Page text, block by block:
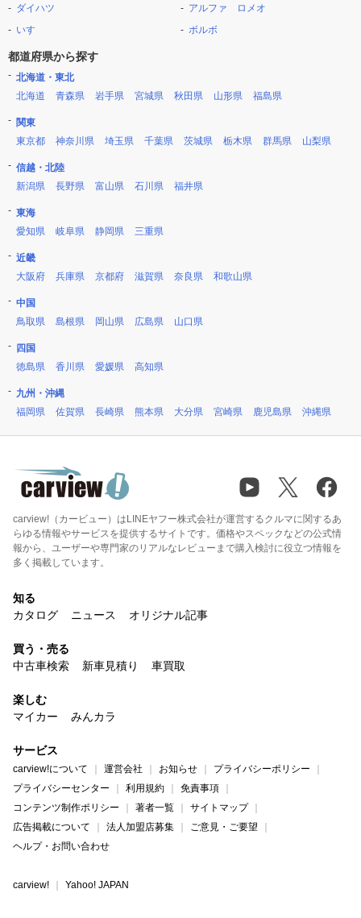
ダイハツ
いすゞ
アルファ ロメオ
ボルボ
都道府県から探す
北海道・東北
北海道
青森県 岩手県 宮城県 秋田県 山形県 福島県
関東
東京都
神奈川県 埼玉県 千葉県 茨城県 栃木県 群馬県 山梨県
信越・北陸
新潟県
長野県 富山県 石川県 福井県
東海
愛知県
岐阜県 静岡県 三重県
近畿
大阪府
兵庫県 京都府 滋賀県 奈良県 和歌山県
中国
鳥取県
島根県 岡山県 広島県 山口県
四国
徳島県
香川県 愛媛県 高知県
九州・沖縄
福岡県
佐賀県 長崎県 熊本県 大分県 宮崎県 鹿児島県 沖縄県
carview!（カービュー）はLINEヤフー株式会社が運営するクルマに関するあ
らゆる情報やサービスを提供するサイトです。価格やスペックなどの公式情
報から、ユーザーや専門家のリアルなレビューまで購入検討に役立つ情報を
多く掲載しています。
知る
カタログ
ニュース オリジナル記事
買う・売る
中古車検索
新車見積り 車買取
楽しむ
マイカー
みんカラ
サービス
carview!について 運営会社 お知らせ
プライバシーポリシー
プライバシーセンター
利用規約
免責事項
コンテンツ制作ポリシー
著者一覧
サイトマップ
広告掲載について
法人加盟店募集
ご意見・ご要望
ヘルプ・お問い合わせ
carview! Yahoo! JAPAN